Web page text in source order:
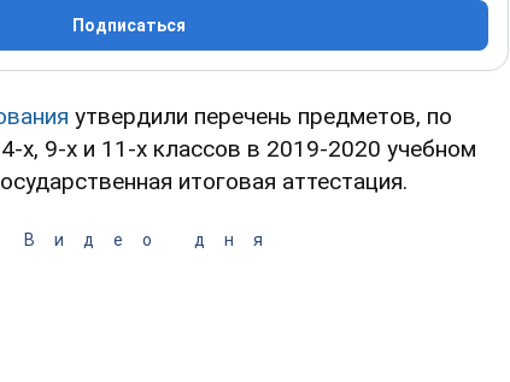
Подписаться
утвердили перечень предметов, по
х, 9-х и 11-х классов в 2019-2020 учебном
итоговая аттестация.
Видео дня